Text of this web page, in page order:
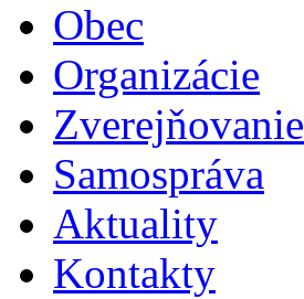
Obec
Organizácie
Zverejňovanie
Samospráva
Aktuality
Kontakty